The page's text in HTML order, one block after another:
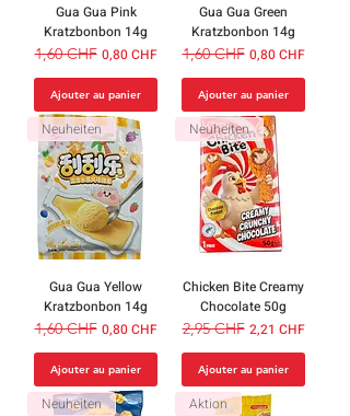
Gua Gua Pink
Kratzbonbon 14g
Prix original
1,60 CHF Prix promotionnel
0,80 CHF
Ajouter au panier
Gua Gua Green
Kratzbonbon 14g
Prix original
1,60 CHF Prix promotionnel
0,80 CHF
Ajouter au panier
Neuheiten
Gua Gua Yellow
Kratzbonbon 14g
Prix original
1,60 CHF Prix promotionnel
0,80 CHF
Ajouter au panier
Neuheiten
Chicken Bite Creamy
Chocolate 50g
Prix original
2,95 CHF Prix promotionnel
2,21 CHF
Ajouter au panier
Neuheiten Aktion